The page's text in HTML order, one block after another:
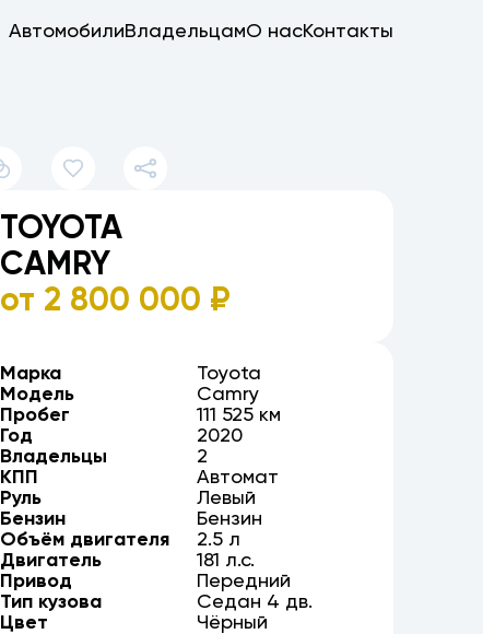
АвтомобилиВладельцамО насКонтакты
TOYOTA
CAMRY
от 2 800 000 ₽
Марка
Toyota
Модель
Camry
Пробег
111 525 км
Год
2020
Владельцы
2
КПП
Автомат
Руль
Левый
Бензин
Бензин
Объём двигателя
2.5 л
Двигатель
181 л.с.
Привод
Передний
Тип кузова
Седан 4 дв.
Цвет
Чёрный